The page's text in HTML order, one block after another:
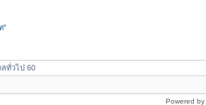
”
ทั่วไป 60
Powered by